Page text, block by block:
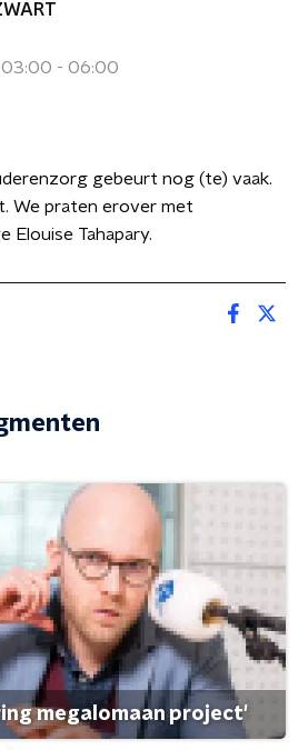
- 06:00
gebeurt nog (te) vaak.
We praten erover met
Elouise Tahapary.
megalomaan project'